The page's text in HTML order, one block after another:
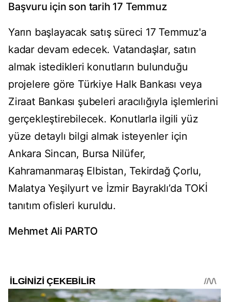
Başvuru için son tarih 17 Temmuz
Yarın başlayacak satış süreci 17 Temmuz'a
kadar devam edecek. Vatandaşlar, satın
almak istedikleri konutların bulunduğu
projelere göre Türkiye Halk Bankası veya
Ziraat Bankası şubeleri aracılığıyla işlemlerini
gerçekleştirebilecek. Konutlarla ilgili yüz
yüze detaylı bilgi almak isteyenler için
Ankara Sincan, Bursa Nilüfer,
Kahramanmaraş Elbistan, Tekirdağ Çorlu,
Malatya Yeşilyurt ve İzmir Bayraklı’da TOKİ
tanıtım ofisleri kuruldu.
Mehmet Ali PARTO